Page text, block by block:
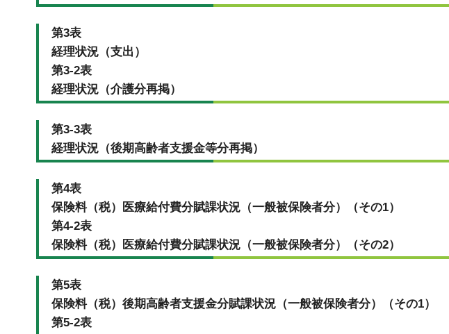
第3表
経理状況（支出）
第3-2表
経理状況（介護分再掲）
第3-3表
経理状況（後期高齢者支援金等分再掲）
第4表
保険料（税）医療給付費分賦課状況（一般被保険者分）（その1）
第4-2表
保険料（税）医療給付費分賦課状況（一般被保険者分）（その2）
第5表
保険料（税）後期高齢者支援金分賦課状況（一般被保険者分）（その1）
第5-2表